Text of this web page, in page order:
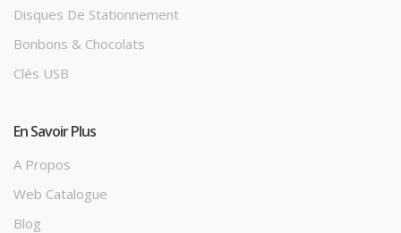
Disques De Stationnement
Bonbons & Chocolats
Clés USB
En Savoir Plus
A Propos
Web Catalogue
Blog